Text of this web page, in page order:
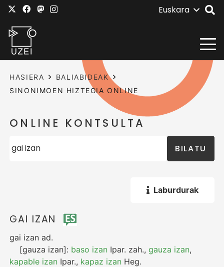
Euskara
HASIERA
BALIABIDEAK
SINONIMOEN HIZTEGIA ONLINE
ONLINE KONTSULTA
BILATU
Laburdurak
GAI IZAN
gai izan ad.
[gauza izan]: baso izan Ipar. zah.,gauza izan,
kapable izan Ipar., kapaz izan Heg.